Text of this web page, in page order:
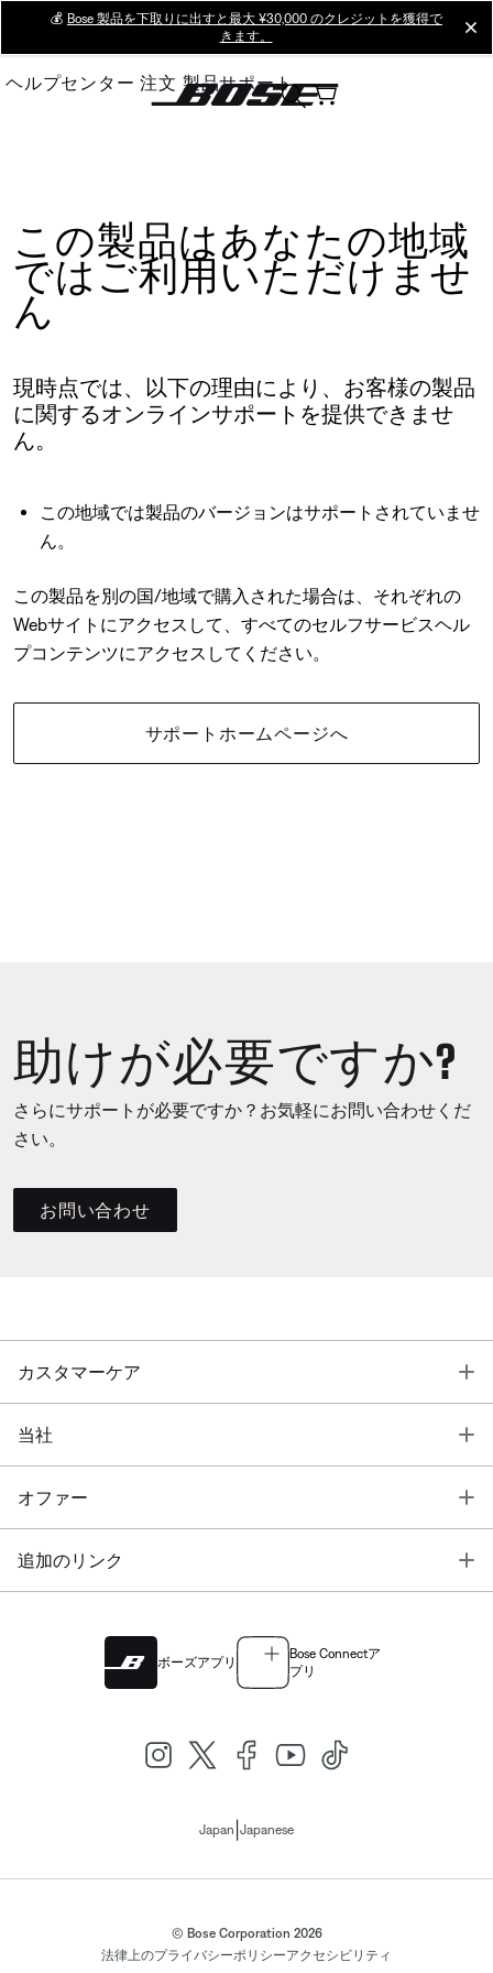
Main
💰 Bose 製品を下取りに出すと最大 ¥30,000 のクレジットを獲得で
きます。
ヘルプセンター 注文 製品サポート
この製品はあなたの地域
ではご利用いただけませ
ん
現時点では、以下の理由により、お客様の製品
に関するオンラインサポートを提供できませ
ん。
この地域では製品のバージョンはサポートされていませ
ん。
この製品を別の国/地域で購入された場合は、それぞれの
Webサイトにアクセスして、すべてのセルフサービスヘル
プコンテンツにアクセスしてください。
サポートホームページへ
助けが必要ですか?
さらにサポートが必要ですか？お気軽にお問い合わせくだ
さい。
お問い合わせ
カスタマーケア
当社
オファー
追加のリンク
ボーズアプリ
Bose Connectア
プリ
Japan Japanese
© Bose Corporation 2026
法律上のプライバシーポリシーアクセシビリティ